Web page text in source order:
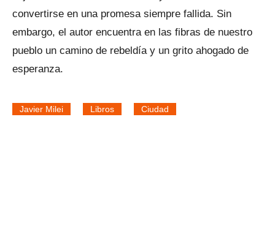
convertirse en una promesa siempre fallida. Sin
embargo, el autor encuentra en las fibras de nuestro
pueblo un camino de rebeldía y un grito ahogado de
esperanza.
Javier Milei Libros Ciudad